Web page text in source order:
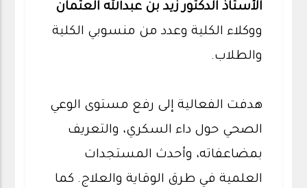
الأستاذ الدكتور زيد بن عبدالله العثمان
ووكلاء الكلية وعدد من منسوبي الكلية
والطلاب.
هدفت الفعالية إلى رفع مستوى الوعي
الصحي حول داء السكري، والتعريف
بمضاعفاته، وأحدث المستجدات
العلمية في طرق الوقاية والعلاج. كما